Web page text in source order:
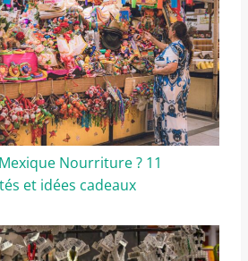
Nourriture ? 11
et idées cadeaux